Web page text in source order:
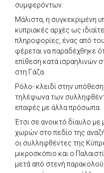
συμφερόντων.
Μάλιστα, η συγκεκριμένη
κυπριακές αρχές ως
πληροφορίες, ένας από
φέρεται να παραδέχθηκε
επίθεση κατά ισραηλινών
στη Γάζα.
Ρόλο- κλειδί στην υπόθεση
τηλέφωνα των
επαφές με άλλα πρόσωπα.
Έτσι σε ανοικτό δίαυλο
χωρών στο πεδίο της
οι συλληφθέντες της
μικροσκόπιο και ο
μετά από στενή